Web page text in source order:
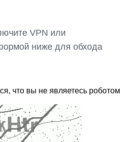
VPN или
ниже для обхода
что вы не являетесь роботом